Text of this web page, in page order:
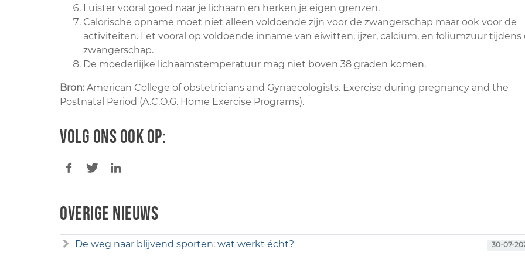
Luister vooral goed naar je lichaam en herken je eigen grenzen.
Calorische opname moet niet alleen voldoende zijn voor de zwangerschap maar ook voor de
activiteiten. Let vooral op voldoende inname van eiwitten, ijzer, calcium, en foliumzuur tijdens
zwangerschap.
De moederlijke lichaamstemperatuur mag niet boven 38 graden komen.
Bron: American College of obstetricians and Gynaecologists. Exercise during pregnancy and the
Postnatal Period (A.C.O.G. Home Exercise Programs).
Volg ons ook op:
Overige nieuws
De weg naar blijvend sporten: wat werkt écht? 30-07-